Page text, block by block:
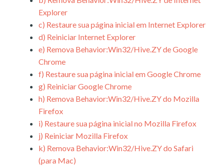
Explorer
c) Restaure sua página inicial em Internet Explorer
d) Reiniciar Internet Explorer
e) Remova Behavior:Win32/Hive.ZY de Google
Chrome
f) Restaure sua página inicial em Google Chrome
g) Reiniciar Google Chrome
h) Remova Behavior:Win32/Hive.ZY do Mozilla
Firefox
i) Restaure sua página inicial no Mozilla Firefox
j) Reiniciar Mozilla Firefox
k) Remova Behavior:Win32/Hive.ZY do Safari
(para Mac)